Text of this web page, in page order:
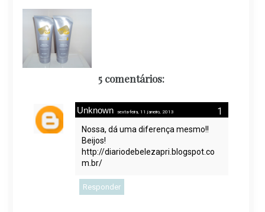
5 comentários:
Unknown sexta-feira, 11 janeiro, 2013
Nossa, dá uma diferença mesmo!!
Beijos!
http://diariodebelezapri.blogspot.co
m.br/
Responder